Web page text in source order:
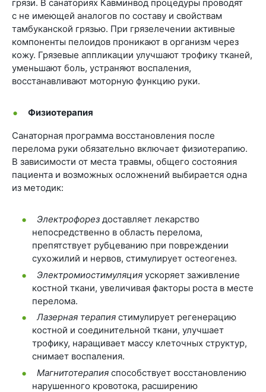
грязи. В санаториях Кавминвод процедуры проводят
с не имеющей аналогов по составу и свойствам
тамбуканской грязью. При грязелечении активные
компоненты пелоидов проникают в организм через
кожу. Грязевые аппликации улучшают трофику тканей,
уменьшают боль, устраняют воспаления,
восстанавливают моторную функцию руки.
Физиотерапия
Санаторная программа восстановления после
перелома руки обязательно включает физиотерапию.
В зависимости от места травмы, общего состояния
пациента и возможных осложнений выбирается одна
из методик:
Электрофорез доставляет лекарство
непосредственно в область перелома,
препятствует рубцеванию при повреждении
сухожилий и нервов, стимулирует остеогенез.
Электромиостимуляция ускоряет заживление
костной ткани, увеличивая факторы роста в месте
перелома.
Лазерная терапия стимулирует регенерацию
костной и соединительной ткани, улучшает
трофику, наращивает массу клеточных структур,
снимает воспаления.
Магнитотерапия способствует восстановлению
нарушенного кровотока, расширению